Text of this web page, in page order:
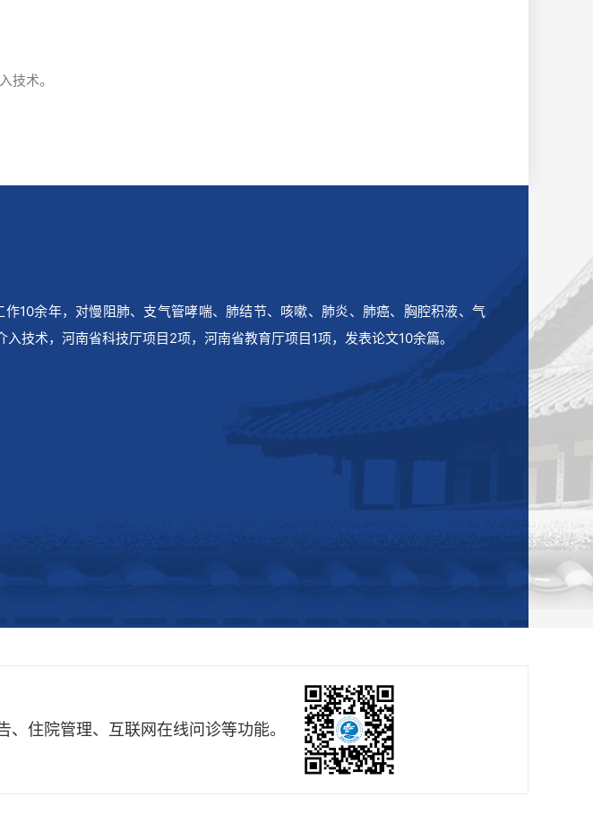
技术。
作10余年，对慢阻肺、支气管哮喘、肺结节、咳嗽、肺炎、肺癌、胸腔积液、气
入技术，河南省科技厅项目2项，河南省教育厅项目1项，发表论文10余篇。
住院管理、互联网在线问诊等功能。